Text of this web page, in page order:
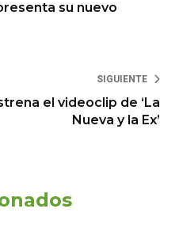
su nuevo
SIGUIENTE
el videoclip de ‘La
Nueva y la Ex’